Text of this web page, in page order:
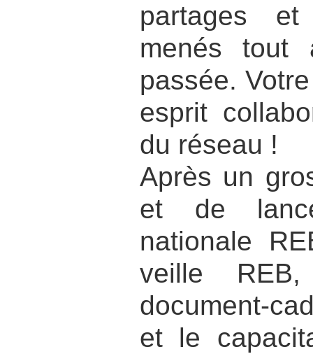
partages
menés tout
passée.
esprit
du réseau !
Après un
et de
nationale
veille
document-
et le